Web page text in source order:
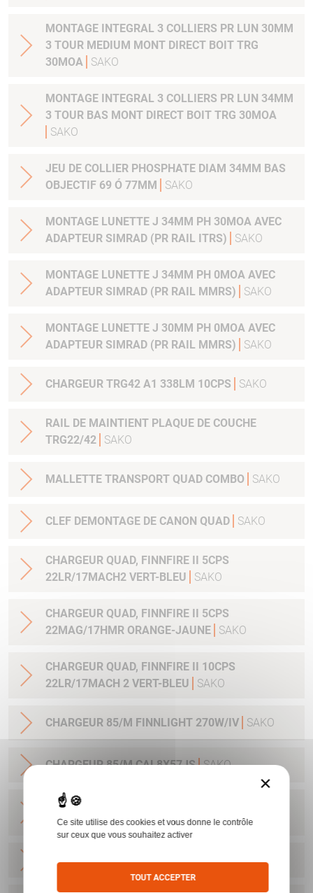
MONTAGE INTEGRAL 3 COLLIERS PR LUN 30MM
3 TOUR MEDIUM MONT DIRECT BOIT TRG
30MOA
SAKO
MONTAGE INTEGRAL 3 COLLIERS PR LUN 34MM
3 TOUR BAS MONT DIRECT BOIT TRG 30MOA
SAKO
JEU DE COLLIER PHOSPHATE DIAM 34MM BAS
OBJECTIF 69 Ó 77MM
SAKO
MONTAGE LUNETTE J 34MM PH 30MOA AVEC
ADAPTEUR SIMRAD (PR RAIL ITRS)
SAKO
MONTAGE LUNETTE J 34MM PH 0MOA AVEC
ADAPTEUR SIMRAD (PR RAIL MMRS)
SAKO
MONTAGE LUNETTE J 30MM PH 0MOA AVEC
ADAPTEUR SIMRAD (PR RAIL MMRS)
SAKO
CHARGEUR TRG42 A1 338LM 10CPS SAKO
RAIL DE MAINTIENT PLAQUE DE COUCHE
TRG22/42
SAKO
MALLETTE TRANSPORT QUAD COMBO SAKO
CLEF DEMONTAGE DE CANON QUAD SAKO
CHARGEUR QUAD, FINNFIRE II 5CPS
22LR/17MACH2 VERT-BLEU
SAKO
CHARGEUR QUAD, FINNFIRE II 5CPS
22MAG/17HMR ORANGE-JAUNE
SAKO
CHARGEUR QUAD, FINNFIRE II 10CPS
22LR/17MACH 2 VERT-BLEU
SAKO
CHARGEUR 85/M FINNLIGHT 270W/IV SAKO
CHARGEUR 85/M CAL8X57JS SAKO
CHARGEUR SAKO 85L/ FINNLIGHT2/7RM-
300WIN 4CPS STAINLESS SAKO
CHARGEUR A7/S CAL 22-250 SAKO
×
Ce site utilise des cookies et vous donne le contrôle
sur ceux que vous souhaitez activer
TOUT ACCEPTER